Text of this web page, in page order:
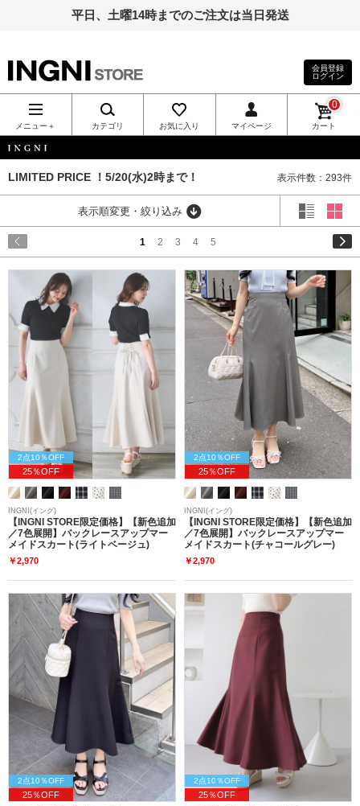
平日、土曜14時までのご注文は当日発送
INGNI（イン
グ）公式通
販｜INGNI
STORE
会員登録
ログイン
メニュー＋ カテゴリ お気に入り マイページ カート
0
INGNI
LIMITED PRICE ！5/20(水)2時まで！ 表示件数：293件
表示順変更・絞り込み
1 2 3 4 5
2点10％OFF
25％OFF
INGNI(イング)
【INGNI STORE限定価格】【新色追加
／7色展開】バックレースアップマー
メイドスカート(ライトベージュ)
￥2,970
2点10％OFF
25％OFF
INGNI(イング)
【INGNI STORE限定価格】【新色追加
／7色展開】バックレースアップマー
メイドスカート(チャコールグレー)
￥2,970
2点10％OFF
25％OFF
2点10％OFF
25％OFF